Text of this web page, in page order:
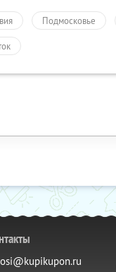
Подмосковье